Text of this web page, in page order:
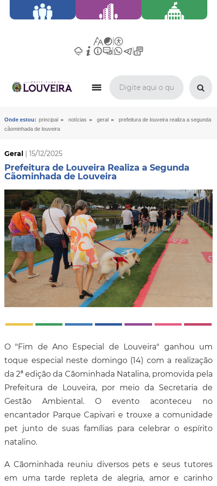
Onde estou: principal » notícias » geral »
prefeitura de louveira realiza a segunda
cãominhada de louveira
Geral| 15/12/2025
Prefeitura de Louveira Realiza a Segunda
Cãominhada de Louveira
O "Fim de Ano Especial de Louveira" ganhou um
toque especial neste domingo (14) com a realização
da 2ª edição da Cãominhada Natalina, promovida pela
Prefeitura de Louveira, por meio da Secretaria de
Gestão Ambiental. O evento aconteceu no
encantador Parque Capivari e trouxe a comunidade
pet junto de suas famílias para celebrar o espírito
natalino.
A Cãominhada reuniu diversos pets e seus tutores
em uma tarde repleta de alegria, amor e carinho